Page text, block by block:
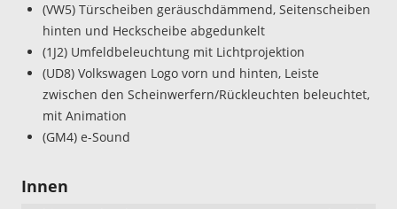
(VW5) Türscheiben geräuschdämmend, Seitenscheiben
hinten und Heckscheibe abgedunkelt
(1J2) Umfeldbeleuchtung mit Lichtprojektion
(UD8) Volkswagen Logo vorn und hinten, Leiste
zwischen den Scheinwerfern/Rückleuchten beleuchtet,
mit Animation
(GM4) e-Sound
Innen